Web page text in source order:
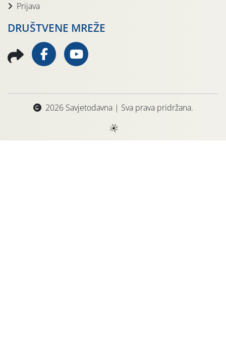
Prijava
DRUŠTVENE MREŽE
2026 Savjetodavna | Sva prava pridržana.